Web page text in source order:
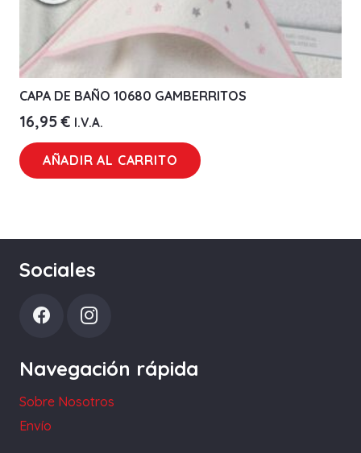
CAPA DE BAÑO 10680 GAMBERRITOS
16,95€ I.V.A.
AÑADIR AL CARRITO
Sociales
Navegación rápida
Sobre Nosotros
Envío